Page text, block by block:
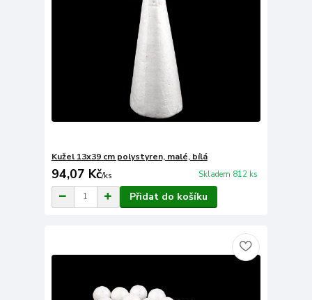
Kužel 13x39 cm polystyren, malé, bílá
94,07 Kč/ks Skladem 812 ks
Přidat do košíku